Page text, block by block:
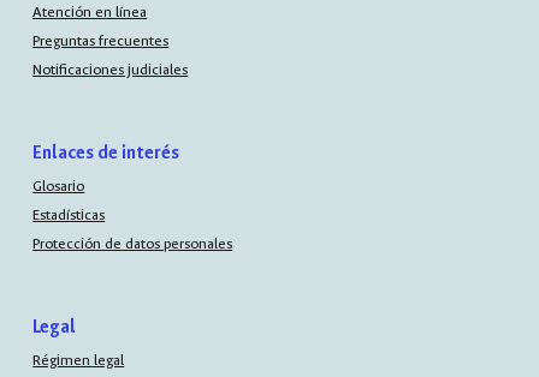
Atención en línea
Preguntas frecuentes
Notificaciones judiciales
Enlaces de interés
Glosario
Estadísticas
Protección de datos personales
Legal
Régimen legal